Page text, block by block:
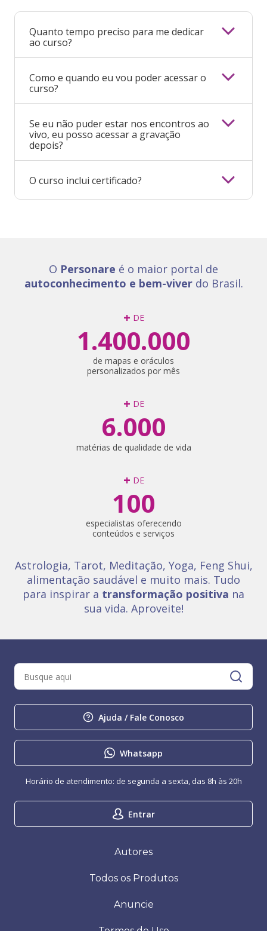
Quanto tempo preciso para me dedicar
ao curso?
Como e quando eu vou poder acessar o
curso?
Se eu não puder estar nos encontros ao
vivo, eu posso acessar a gravação
depois?
O curso inclui certificado?
O Personare é o maior portal de
autoconhecimento e bem-viverdo Brasil.
+ DE
1.400.000
de mapas e oráculos
personalizados por mês
+ DE
6.000
matérias de qualidade de vida
+ DE
100
especialistas oferecendo
conteúdos e serviços
Astrologia, Tarot, Meditação, Yoga, Feng Shui,
alimentação saudável e muito mais. Tudo
para inspirar a transformação positiva na
sua vida. Aproveite!
Ajuda / Fale Conosco
Whatsapp
Entrar
Horário de atendimento: de segunda a sexta, das 8h às 20h
Autores
Todos os Produtos
Anuncie